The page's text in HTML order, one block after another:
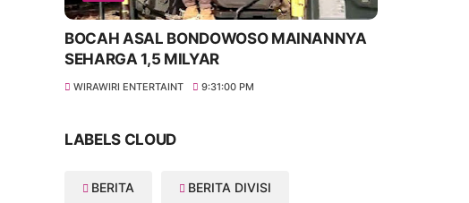
BOCAH ASAL BONDOWOSO MAINANNYA
SEHARGA 1,5 MILYAR
WIRAWIRI ENTERTAINT 9:31:00 PM
LABELS CLOUD
BERITA BERITA DIVISI